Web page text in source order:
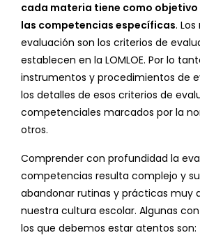
cada materia tiene como objetivo
las competencias específicas.
evaluación son los criterios de
establecen en la LOMLOE. Por lo
instrumentos y procedimientos de
los detalles de esos criterios de
competenciales marcados por la
otros.
Comprender con profundidad la
competencias resulta complejo y
abandonar rutinas y prácticas muy
nuestra cultura escolar. Algunas
los que debemos estar atentos son: